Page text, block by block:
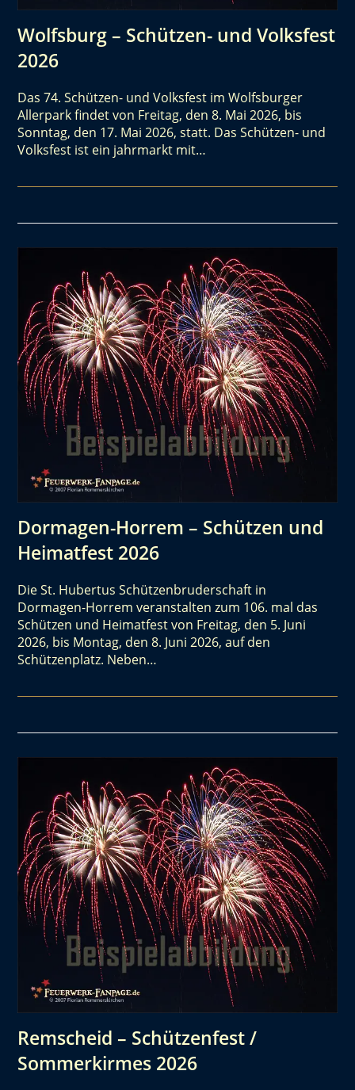
Wolfsburg – Schützen- und Volksfest
2026
Das 74. Schützen- und Volksfest im Wolfsburger
Allerpark findet von Freitag, den 8. Mai 2026, bis
Sonntag, den 17. Mai 2026, statt. Das Schützen- und
Volksfest ist ein jahrmarkt mit…
Dormagen-Horrem – Schützen und
Heimatfest 2026
Die St. Hubertus Schützenbruderschaft in
Dormagen-Horrem veranstalten zum 106. mal das
Schützen und Heimatfest von Freitag, den 5. Juni
2026, bis Montag, den 8. Juni 2026, auf den
Schützenplatz. Neben…
Remscheid – Schützenfest /
Sommerkirmes 2026